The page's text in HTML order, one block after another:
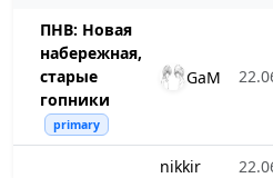
ПНВ: Новая
набережная,
старые
гопники
primary
GaM
nikkir